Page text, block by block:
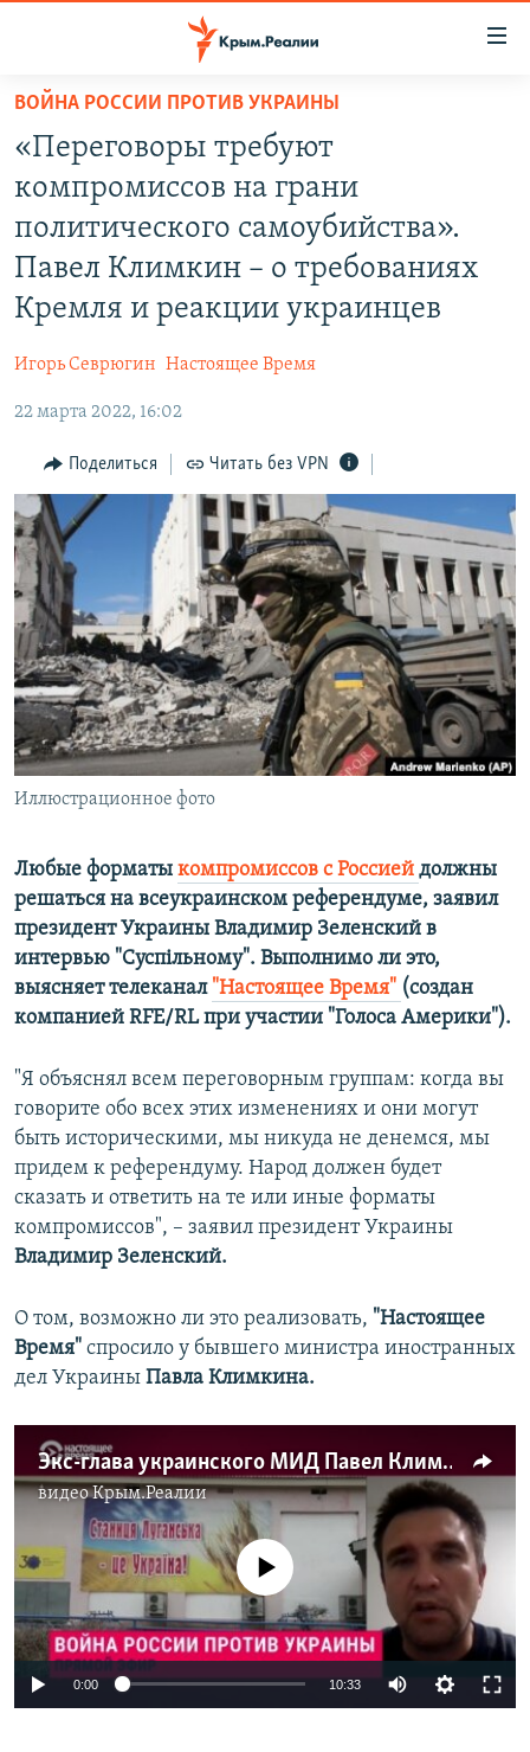
Вернуться
основному
содержанию
главной
навигации
Вернутся
СПЕЦПРОЕКТЫ
КАРТА ВОЕННЫХ ОБЪЕКТОВ КРЫМА
ИСТОРИЯ
ЕЩЕ
ТЕЛЕПРОЕКТ КРЫМ.РЕАЛИИ
СОВЕТЫ ПРАВОЗАЩИТНИКОВ
ПРОПАВШИЕ БЕЗ ВЕСТИ
ПОБЕДИТЕЛЕЙ НЕ СУДЯТ?
КРЫМ.НЕПОКОРЕННЫЙ
ELIFBE
УКРАИНСКАЯ ПРОБЛЕМА КРЫМА
КАК ОБОЙТИ БЛОКИРОВКУ
ПРИСОЕДИНЯЙТЕСЬ!
Все сайты RFE/RL
ВОЙНА РОССИИ ПРОТИВ УКРАИНЫ
«Переговоры требуют
компромиссов на грани
политического самоубийства».
Павел Климкин – о требованиях
Кремля и реакции украинцев
Игорь Севрюгин Настоящее Время
22 марта 2022, 16:02
Поделиться Читать без VPN
Иллюстрационное фото
Любые форматы компромиссов с Россией должны
решаться на всеукраинском референдуме, заявил
президент Украины Владимир Зеленский в
интервью "Суспільному". Выполнимо ли это,
выясняет телеканал "Настоящее Время" ​ (создан
компанией RFE/RL при участии "Голоса Америки"). ​
"Я объяснял всем переговорным группам: когда вы
говорите обо всех этих изменениях и они могут
быть историческими, мы никуда не денемся, мы
придем к референдуму. Народ должен будет
сказать и ответить на те или иные форматы
компромиссов", – заявил президент Украины
Владимир Зеленский.
О том, возможно ли это реализовать, "Настоящее
Время" спросило у бывшего министра иностранных
дел Украины Павла Климкина.
Экс-глава украинского МИД Павел Климкин – о переговорах с Россией и реакции на них общества
видеоКрым.Реалии
No media source currently available
0:00 10:33